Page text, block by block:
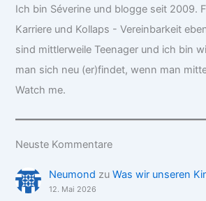
Ich bin Séverine und blogge seit 2009.
Karriere und Kollaps - Vereinbarkeit
sind mittlerweile Teenager und ich bin
man sich neu (er)findet, wenn man
Watch me.
Neuste Kommentare
Neumond zu Was wir unseren
12. Mai 2026